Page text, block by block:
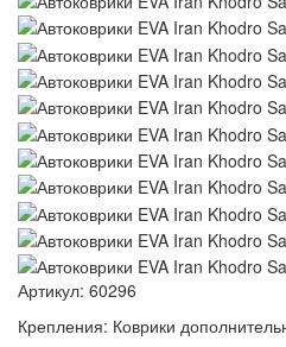
Артикул: 60296
Крепления: Коврики